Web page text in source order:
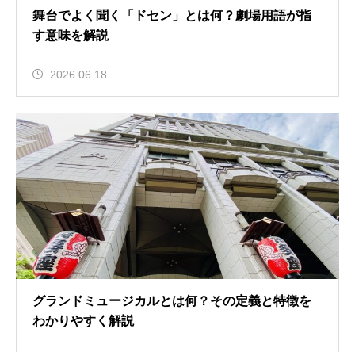
舞台でよく聞く「ドセン」とは何？劇場用語が指
す意味を解説
2026.06.18
グランドミュージカルとは何？その定義と特徴を
わかりやすく解説